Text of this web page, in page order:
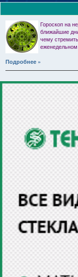
Гороскоп на
ближайшие
чему
еженедельном
Подробнее »